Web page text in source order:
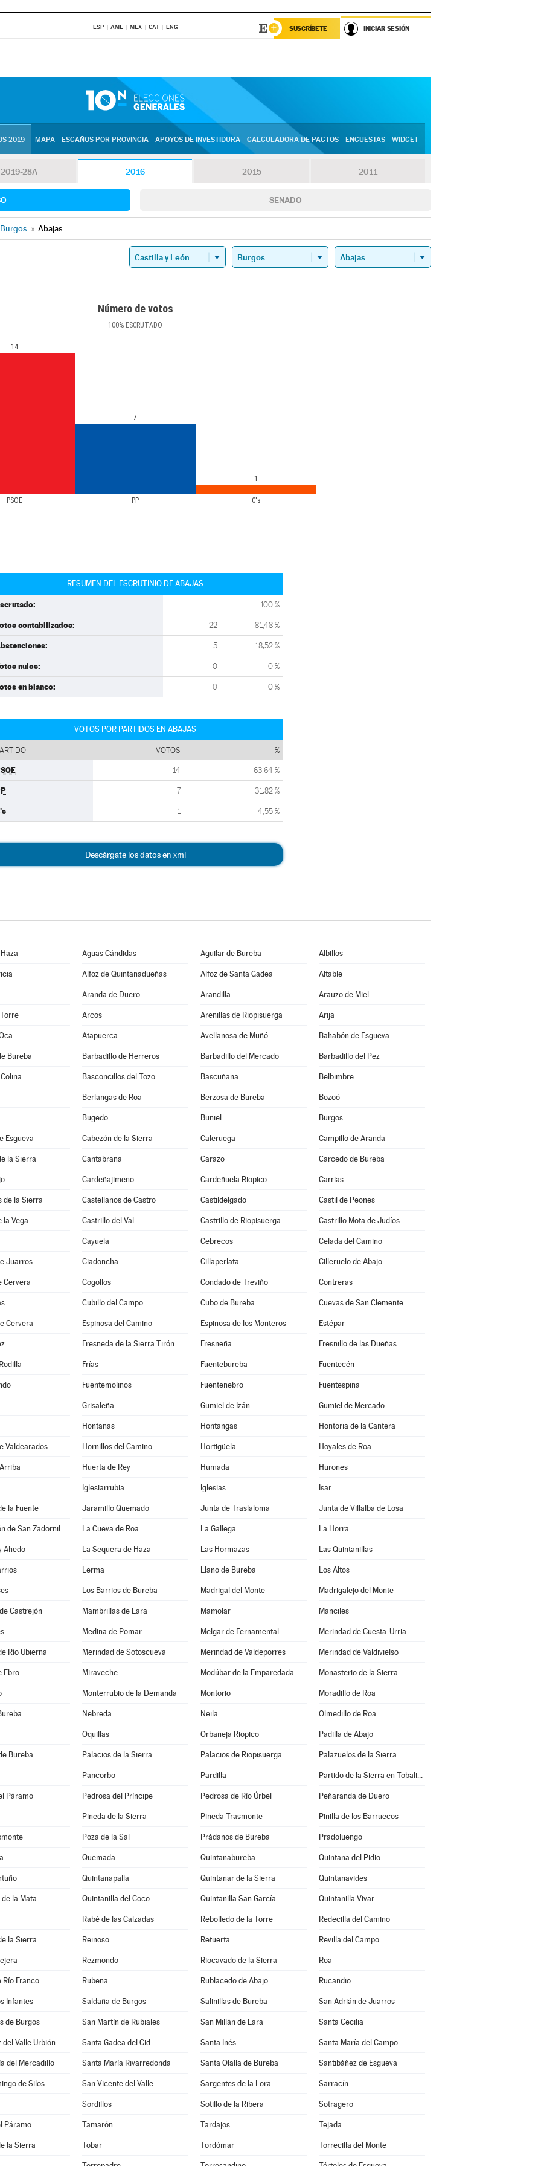
ESP AME MEX CAT ENG SUSCRÍBETE INICIAR SESIÓN
2019 MAPA ESCAÑOS POR PROVINCIA APOYOS DE INVESTIDURA CALCULADORA DE PACTOS ENCUESTAS WIDGET
2019-28A 2016 2015 2011
SENADO
Burgos » Abajas
Número de votos
100% ESCRUTADO
PSOE PP C's
14
7
1
RESUMEN DEL ESCRUTINIO DE ABAJAS
100 %
contabilizados: 22 81,48 %
5 18,52 %
nulos: 0 0 %
en blanco: 0 0 %
VOTOS POR PARTIDOS EN ABAJAS
VOTOS %
14 63,64 %
7 31,82 %
1 4,55 %
Descárgate los datos en xml
Aguas Cándidas Aguilar de Bureba Albillos
Alfoz de Quintanadueñas Alfoz de Santa Gadea Altable
Aranda de Duero Arandilla Arauzo de Miel
Arcos Arenillas de Riopisuerga Arija
Atapuerca Avellanosa de Muñó Bahabón de Esgueva
Bureba Barbadillo de Herreros Barbadillo del Mercado Barbadillo del Pez
Basconcillos del Tozo Bascuñana Belbimbre
Berlangas de Roa Berzosa de Bureba Bozoó
Bugedo Buniel Burgos
Esgueva Cabezón de la Sierra Caleruega Campillo de Aranda
la Sierra Cantabrana Carazo Carcedo de Bureba
Cardeñajimeno Cardeñuela Riopico Carrias
de la Sierra Castellanos de Castro Castildelgado Castil de Peones
la Vega Castrillo del Val Castrillo de Riopisuerga Castrillo Mota de Judíos
Cayuela Cebrecos Celada del Camino
Juarros Ciadoncha Cillaperlata Cilleruelo de Abajo
Cervera Cogollos Condado de Treviño Contreras
Cubillo del Campo Cubo de Bureba Cuevas de San Clemente
Cervera Espinosa del Camino Espinosa de los Monteros Estépar
Fresneda de la Sierra Tirón Fresneña Fresnillo de las Dueñas
Frías Fuentebureba Fuentecén
Fuentemolinos Fuentenebro Fuentespina
Grisaleña Gumiel de Izán Gumiel de Mercado
Hontanas Hontangas Hontoria de la Cantera
Valdearados Hornillos del Camino Hortigüela Hoyales de Roa
Huerta de Rey Humada Hurones
Iglesiarrubia Iglesias Isar
la Fuente Jaramillo Quemado Junta de Traslaloma Junta de Villalba de Losa
de San Zadornil La Cueva de Roa La Gallega La Horra
Ahedo La Sequera de Haza Las Hormazas Las Quintanillas
Lerma Llano de Bureba Los Altos
Los Barrios de Bureba Madrigal del Monte Madrigalejo del Monte
Castrejón Mambrillas de Lara Mamolar Manciles
Medina de Pomar Melgar de Fernamental Merindad de Cuesta-Urria
Río Ubierna Merindad de Sotoscueva Merindad de Valdeporres Merindad de Valdivielso
Ebro Miraveche Modúbar de la Emparedada Monasterio de la Sierra
Monterrubio de la Demanda Montorio Moradillo de Roa
Nebreda Neila Olmedillo de Roa
Oquillas Orbaneja Riopico Padilla de Abajo
Bureba Palacios de la Sierra Palacios de Riopisuerga Palazuelos de la Sierra
Pancorbo Pardilla Partido de la Sierra en Tobalina
Páramo Pedrosa del Príncipe Pedrosa de Río Úrbel Peñaranda de Duero
Pineda de la Sierra Pineda Trasmonte Pinilla de los Barruecos
Poza de la Sal Prádanos de Bureba Pradoluengo
Quemada Quintanabureba Quintana del Pidio
Quintanapalla Quintanar de la Sierra Quintanavides
la Mata Quintanilla del Coco Quintanilla San García Quintanilla Vivar
Rabé de las Calzadas Rebolledo de la Torre Redecilla del Camino
la Sierra Reinoso Retuerta Revilla del Campo
Rezmondo Riocavado de la Sierra Roa
Río Franco Rubena Rublacedo de Abajo Rucandio
Infantes Saldaña de Burgos Salinillas de Bureba San Adrián de Juarros
de Burgos San Martín de Rubiales San Millán de Lara Santa Cecilia
del Valle Urbión Santa Gadea del Cid Santa Inés Santa María del Campo
del Mercadillo Santa María Rivarredonda Santa Olalla de Bureba Santibáñez de Esgueva
de Silos San Vicente del Valle Sargentes de la Lora Sarracín
Sordillos Sotillo de la Ribera Sotragero
Páramo Tamarón Tardajos Tejada
la Sierra Tobar Tordómar Torrecilla del Monte